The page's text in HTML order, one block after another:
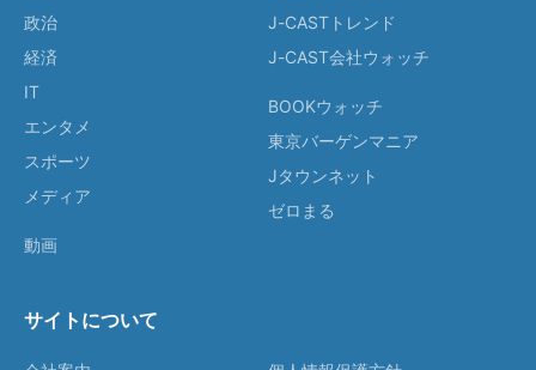
政治
経済
IT
エンタメ
スポーツ
メディア
動画
J-CASTトレンド
J-CAST会社ウォッチ
BOOKウォッチ
東京バーゲンマニア
Jタウンネット
ゼロまる
サイトについて